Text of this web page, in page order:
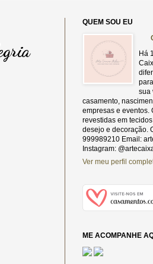
QUEM SOU EU
Há
sua
casamento,
empresas e eventos.
revestidas em
desejo e decoração.
999989210 Email:
Instagram:
Ver meu perfil
ME ACOMPANHE